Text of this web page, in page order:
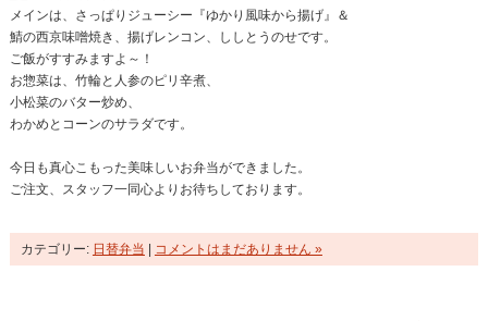
メインは、さっぱりジューシー『ゆかり風味から揚げ』＆
鯖の西京味噌焼き、揚げレンコン、ししとうのせです。
ご飯がすすみますよ～！
お惣菜は、竹輪と人参のピリ辛煮、
小松菜のバター炒め、
わかめとコーンのサラダです。
今日も真心こもった美味しいお弁当ができました。
ご注文、スタッフ一同心よりお待ちしております。
カテゴリー: 日替弁当 コメントはまだありません »